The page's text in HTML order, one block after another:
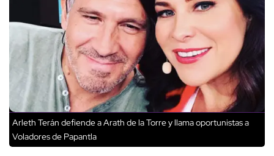
Arleth Terán defiende a Arath de la Torre y llama oportunistas a
Voladores de Papantla